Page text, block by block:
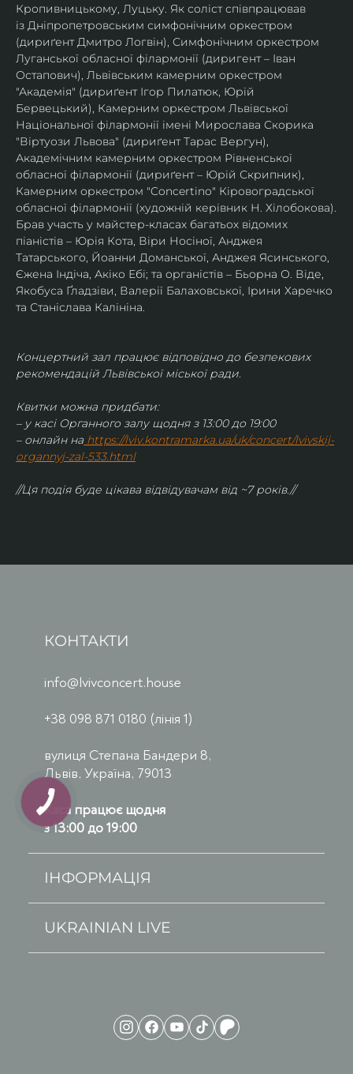
Кропивницькому, Луцьку. Як соліст співпрацював
із Дніпропетровським симфонічним оркестром
(дириґент Дмитро Логвін), Симфонічним оркестром
Луганської обласної філармонії (диригент – Іван
Остапович), Львівським камерним оркестром
"Академія" (дириґент Ігор Пилатюк, Юрій
Бервецький), Камерним оркестром Львівської
Національної філармонії імені Мирослава Скорика
"Віртуози Львова" (дириґент Тарас Вергун),
Академічним камерним оркестром Рівненської
обласної філармонії (дириґент – Юрій Скрипник),
Камерним оркестром "Concertino" Кіровоградської
обласної філармонії (художній керівник Н. Хілобокова).
Брав участь у майстер-класах багатьох відомих
піаністів – Юрія Кота, Віри Носіної, Анджея
Татарського, Йоанни Доманської, Анджея Ясинського,
Єжена Індіча, Акіко Ебі; та органістів – Бьорна О. Віде,
Якобуса Ґладзіви, Валерії Балаховської, Ірини Харечко
та Станіслава Калініна.
Концертний зал працює відповідно до безпекових
рекомендацій Львівської міської ради.
Квитки можна придбати:
– у касі Органного залу щодня з 13:00 до 19:00
– онлайн на https://lviv.kontramarka.ua/uk/concert/lvivskij-
organnyj-zal-533.html
//Ця подія буде цікава відвідувачам від ~7 років.//
КОНТАКТИ
info@lvivconcert.house
+38 098 871 0180 (лінія 1)
вулиця Степана Бандери 8,
Львів, Україна, 79013
Каса працює щодня
з 13:00 до 19:00
ІНФОРМАЦІЯ
UKRAINIAN LIVE